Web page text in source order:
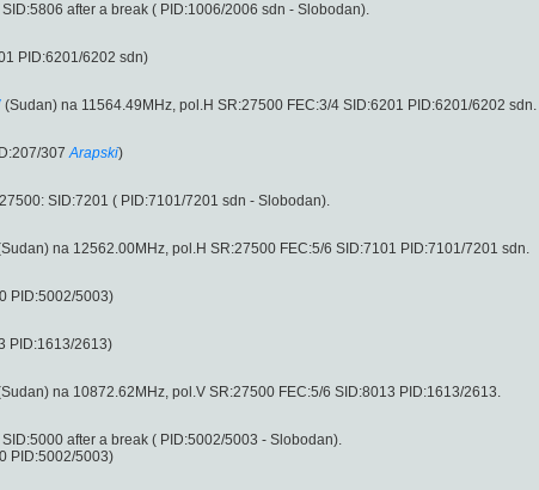
after a break ( PID:1006/2006 sdn - Slobodan).
PID:6201/6202 sdn)
(Sudan) na 11564.49MHz, pol.H SR:27500 FEC:3/4 SID:6201 PID:6201/6202 sdn.
307 Arapski)
SID:7201 ( PID:7101/7201 sdn - Slobodan).
na 12562.00MHz, pol.H SR:27500 FEC:5/6 SID:7101 PID:7101/7201 sdn.
PID:5002/5003)
PID:1613/2613)
na 10872.62MHz, pol.V SR:27500 FEC:5/6 SID:8013 PID:1613/2613.
after a break ( PID:5002/5003 - Slobodan).
PID:5002/5003)